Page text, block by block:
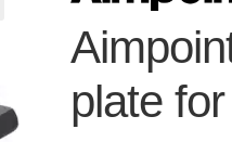
plate